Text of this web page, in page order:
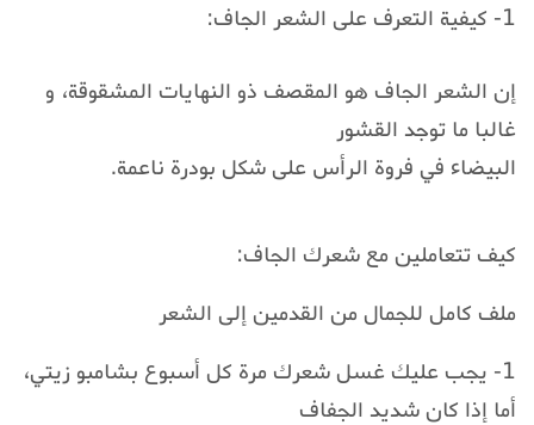
1- كيفية التعرف على الشعر الجاف:
إن الشعر الجاف هو المقصف ذو النهايات المشقوقة، و
غالبا ما توجد القشور
البيضاء في فروة الرأس على شكل بودرة ناعمة.
كيف تتعاملين مع شعرك الجاف:
ملف كامل للجمال من القدمين إلى الشعر
1- يجب عليك غسل شعرك مرة كل أسبوع بشامبو زيتي،
أما إذا كان شديد الجفاف